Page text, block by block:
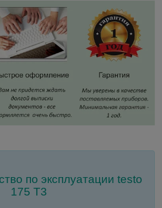
по эксплуатации testo
175 T3